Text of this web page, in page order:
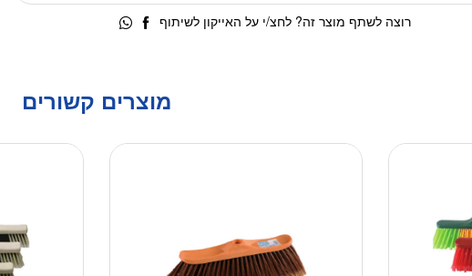
רוצה לשתף מוצר זה? לחצ/י על האייקון לשיתוף
מוצרים קשורים